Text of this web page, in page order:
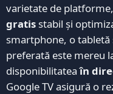
varietate de
gratis stabil și
smartphone, o
preferată este mereu
disponibilitateaîn
Google TV asigură o